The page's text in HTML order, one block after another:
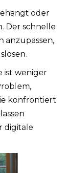
oder
Der schnelle
anzupassen,
ist weniger
konfrontiert
digitale